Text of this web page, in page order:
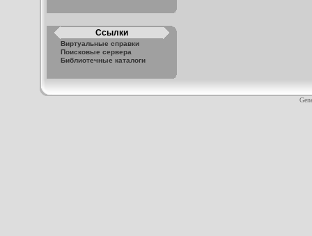
Ссылки
Виртуальные справки
Поисковые сервера
Библиотечные каталоги